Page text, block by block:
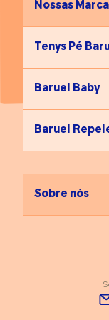
alongamentos leves
recuperação.”
Nossas
Tenys Pé
Baruel Baby
Baruel
Sobre nós